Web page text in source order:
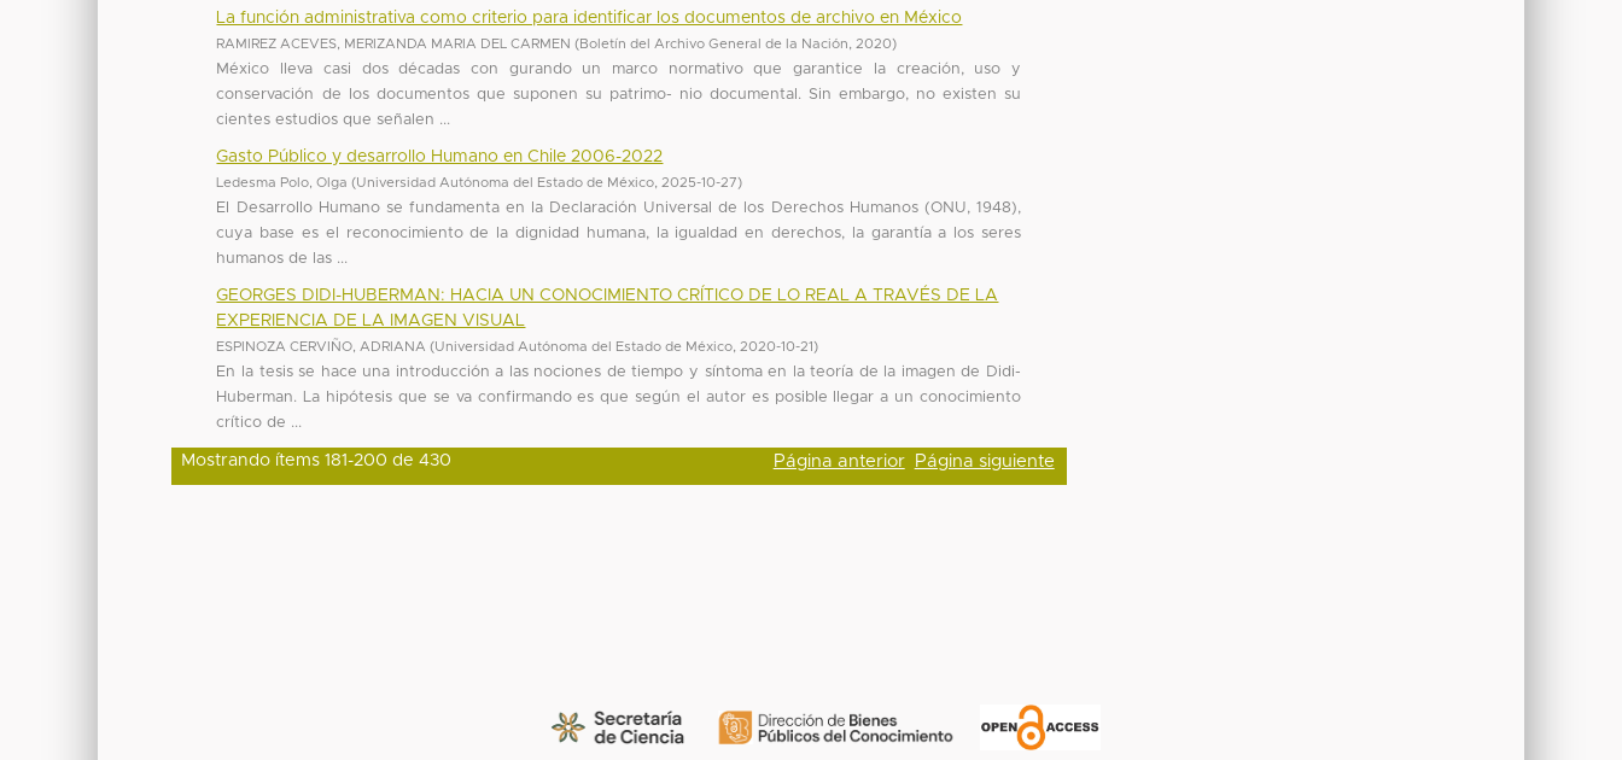
La función administrativa como criterio para identificar los documentos de archivo en México
RAMIREZ ACEVES, MERIZANDA MARIA DEL CARMEN (Boletín del Archivo General de la Nación 2020)
México lleva casi dos décadas con gurando un marco normativo que garantice la creación, uso y
conservación de los documentos que suponen su patrimo- nio documental. Sin embargo, no existen su
cientes estudios que señalen ...
Gasto Público y desarrollo Humano en Chile 2006-2022
Ledesma Polo, Olga (Universidad Autónoma del Estado de México 2025-10-27)
El Desarrollo Humano se fundamenta en la Declaración Universal de los Derechos Humanos (ONU, 1948),
cuya base es el reconocimiento de la dignidad humana, la igualdad en derechos, la garantía a los seres
humanos de las ...
GEORGES DIDI-HUBERMAN: HACIA UN CONOCIMIENTO CRÍTICO DE LO REAL A TRAVÉS DE LA
EXPERIENCIA DE LA IMAGEN VISUAL
ESPINOZA CERVIÑO, ADRIANA (Universidad Autónoma del Estado de México 2020-10-21)
En la tesis se hace una introducción a las nociones de tiempo y síntoma en la teoría de la imagen de Didi-
Huberman. La hipótesis que se va confirmando es que según el autor es posible llegar a un conocimiento
crítico de ...
Mostrando ítems 181-200 de 430 Página anterior Página siguiente